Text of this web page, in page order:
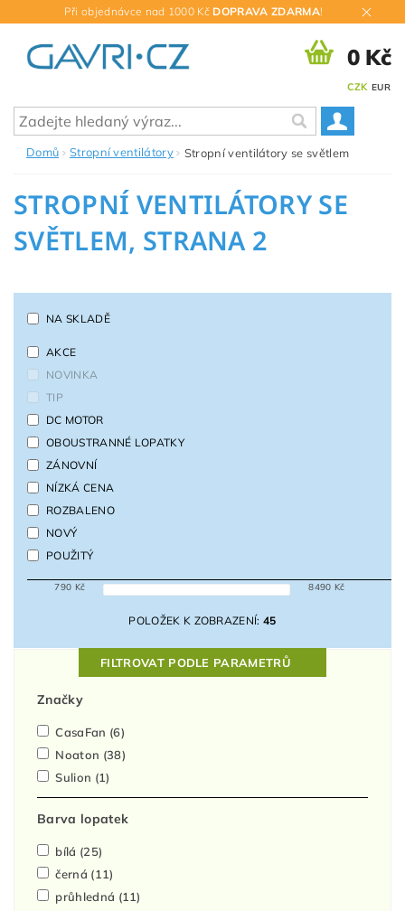
Při objednávce nad 1000 Kč DOPRAVA ZDARMA!
CZK EUR
0 Kč
Domů Stropní ventilátory Stropní ventilátory se světlem
STROPNÍ VENTILÁTORY SE
SVĚTLEM, STRANA 2
NA SKLADĚ
AKCE
NOVINKA
TIP
DC MOTOR
OBOUSTRANNÉ LOPATKY
ZÁNOVNÍ
NÍZKÁ CENA
ROZBALENO
NOVÝ
POUŽITÝ
790 Kč 8490 Kč
POLOŽEK K ZOBRAZENÍ:45
FILTROVAT PODLE PARAMETRŮ
Značky
CasaFan (6)
Noaton (38)
Sulion (1)
Barva lopatek
bílá (25)
černá (11)
průhledná (11)